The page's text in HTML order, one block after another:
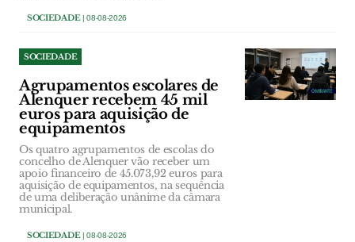
SOCIEDADE| 08-08-2026
SOCIEDADE
Agrupamentos escolares de
Alenquer recebem 45 mil
euros para aquisição de
equipamentos
Os quatro agrupamentos de escolas do
concelho de Alenquer vão receber um
apoio financeiro de 45.073,92 euros para
aquisição de equipamentos, na sequência
de uma deliberação unânime da câmara
municipal.
SOCIEDADE| 08-08-2026